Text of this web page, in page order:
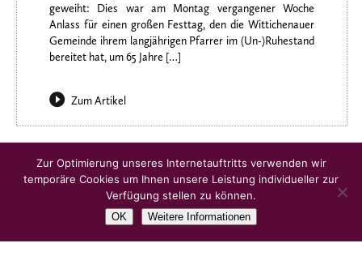
geweiht: Dies war am Montag vergangener Woche
Anlass für einen großen Festtag, den die Wittichenauer
Gemeinde ihrem langjährigen Pfarrer im (Un-)Ruhestand
bereitet hat, um 65 Jahre […]
Zum Artikel
Ältere Artikel
Zur Optimierung unseres Internetauftritts verwenden wir
temporäre Cookies um Ihnen unsere Leistung individueller zur
Verfügung stellen zu können.
OK Weitere Informationen